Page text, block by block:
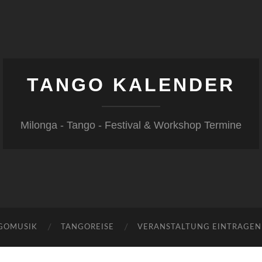
TANGO KALENDER
Milonga - Tango - Festival & Workshop Termine
TANGOREISE VERANSTALTUNG EINTRAGEN